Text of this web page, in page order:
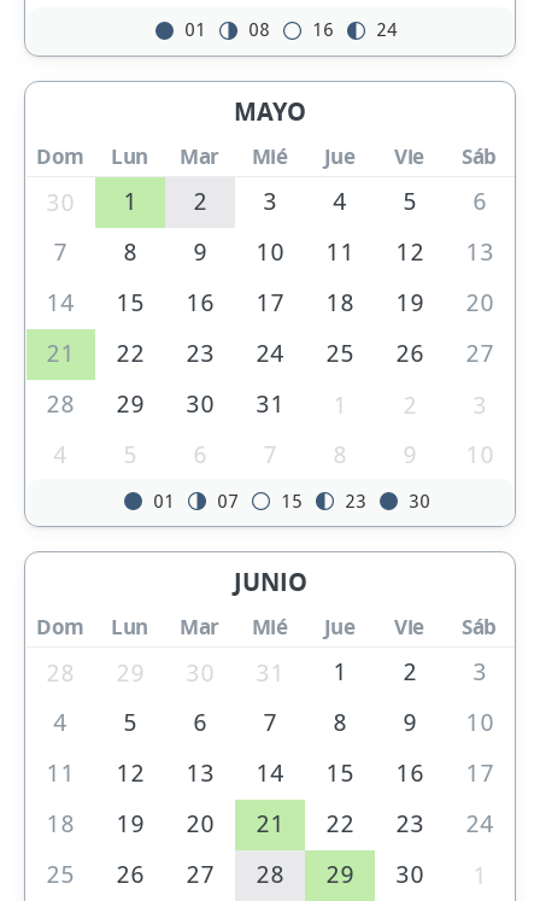
01 08 16 24
MAYO
Dom Lun Mar Mié Jue Vie Sáb
30 1 2 3 4 5
6
7
8 9 10 11 12
13
14
15 16 17 18 19
20
21
22 23 24 25 26
27
28
29 30 31 1 2
3
4
5 6 7 8 9 10
01 07 15 23 30
JUNIO
Dom Lun Mar Mié Jue Vie Sáb
28 29 30 31 1 2
3
4
5 6 7 8 9
10
11
12 13 14 15 16
17
18
19 20 21 22 23
24
25
26 27 28 29 30 1